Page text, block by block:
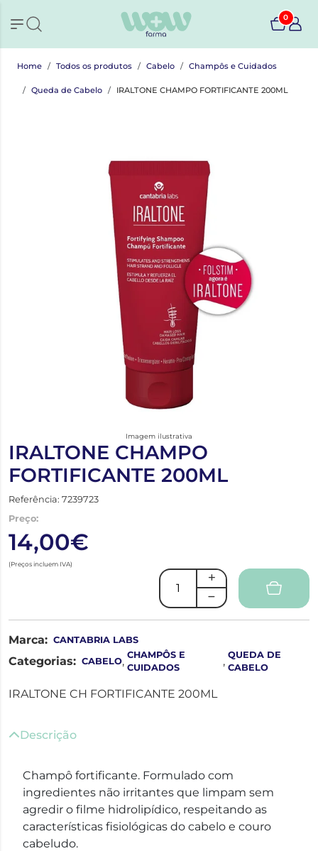
0
Home Todos os produtos Cabelo Champôs e Cuidados
Queda de Cabelo IRALTONE CHAMPO FORTIFICANTE 200ML
Imagem ilustrativa
IRALTONE CHAMPO
FORTIFICANTE 200ML
Referência: 7239723
Preço:
14,00€
(Preços incluem IVA)
Marca: CANTABRIA LABS
Categorias: CABELO, CHAMPÔS E
CUIDADOS
, QUEDA DE
CABELO
IRALTONE CH FORTIFICANTE 200ML
Descrição
Champô fortificante. Formulado com
ingredientes não irritantes que limpam sem
agredir o filme hidrolipídico, respeitando as
características fisiológicas do cabelo e couro
cabeludo.